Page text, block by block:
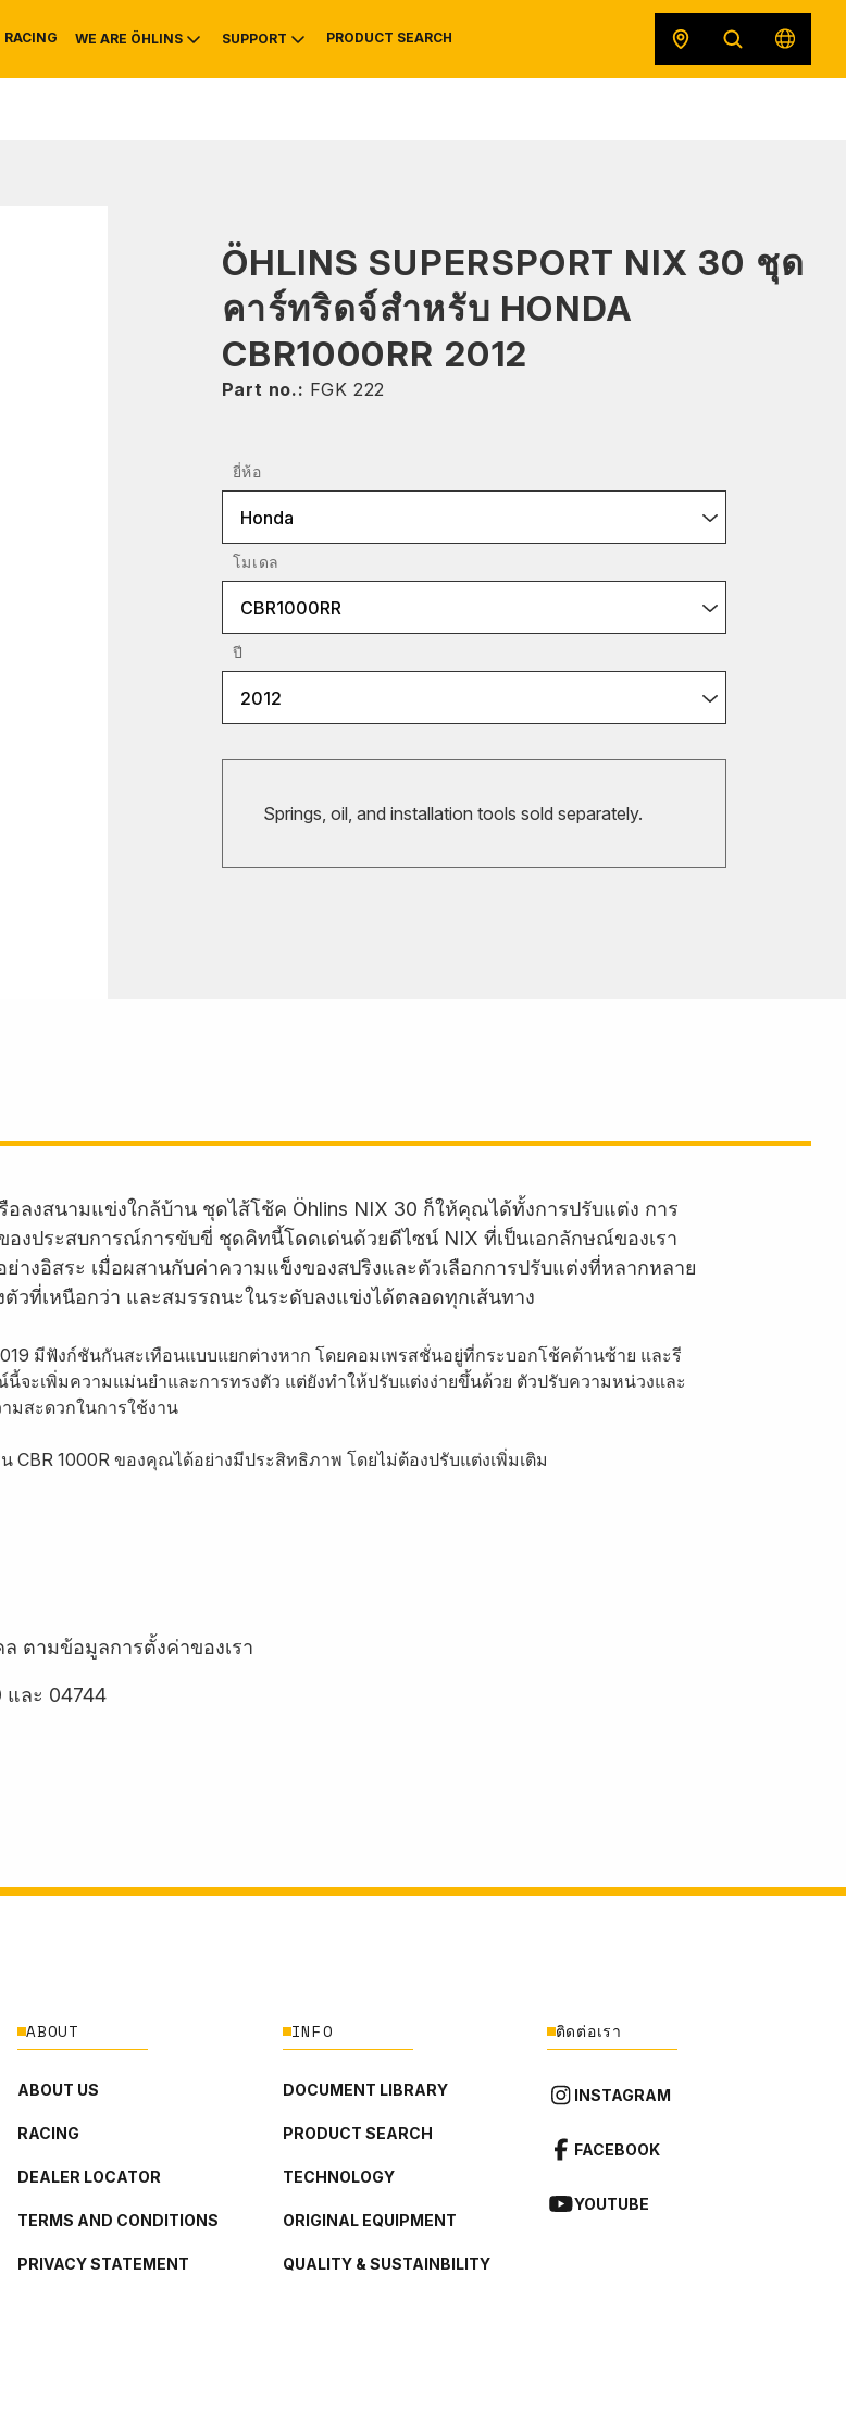
MOUNTAIN BIKE
RACING WE ARE ÖHLINS
HISTORY
SUPPORT
SERVICE INFO & RECALLS
PRODUCT SEARCH
ÖHLINS SUPERSPORT NIX 30 ชุด
คาร์ทริดจ์สำหรับ HONDA
CBR1000RR 2012
Part no.: FGK 222
ยี่ห้อ
Honda
โมเดล
CBR1000RR
ปี
2012
Springs, oil, and installation tools sold separately.
งสนามแข่งใกล้บ้าน ชุดไส้โช้ค Öhlins NIX 30 ก็ให้คุณได้ทั้งการปรับแต่ง การ
งประสบการณ์การขับขี่ ชุดคิทนี้โดดเด่นด้วยดีไซน์ NIX ที่เป็นเอกลักษณ์ของเรา
งอิสระ เมื่อผสานกับค่าความแข็งของสปริงและตัวเลือกการปรับแต่งที่หลากหลาย
ที่เหนือกว่า และสมรรถนะในระดับลงแข่งได้ตลอดทุกเส้นทาง
มีฟังก์ชันกันสะเทือนแบบแยกต่างหาก โดยคอมเพรสชั่นอยู่ที่กระบอกโช้คด้านซ้าย และรี
จะเพิ่มความแม่นยำและการทรงตัว แต่ยังทำให้ปรับแต่งง่ายขึ้นด้วย ตัวปรับความหน่วงและ
มสะดวกในการใช้งาน
CBR 1000R ของคุณได้อย่างมีประสิทธิภาพ โดยไม่ต้องปรับแต่งเพิ่มเติม
ตามข้อมูลการตั้งค่าของเรา
และ 04744
ABOUT
ABOUT US
RACING
DEALER LOCATOR
TERMS AND CONDITIONS
PRIVACY STATEMENT
INFO
DOCUMENT LIBRARY
PRODUCT SEARCH
TECHNOLOGY
ORIGINAL EQUIPMENT
QUALITY & SUSTAINBILITY
ติดต่อเรา
INSTAGRAM
FACEBOOK
YOUTUBE